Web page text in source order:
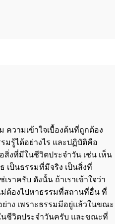
ความเข้าใจเบื้องต้นที่ถูกต้อง
มรู้ได้อย่างไร และปฏิบัติคือ
สิ่งที่มีในชีวิตประจำวัน เช่น เห็น
เป็นธรรมที่มีจริง เป็นสิ่งที่
ราครับ ดังนั้น ถ้าเราเข้าใจว่า
ม่ต้องไปหาธรรมที่สถานที่อื่น ที่
าง เพราะธรรมมีอยู่แล้วในขณะ
นชีวิตประจำวันครับ และขณะที่